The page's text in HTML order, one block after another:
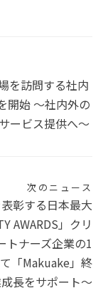
を訪問する社内
開始 〜社内外の
ービス提供へ〜
次のニュース
彰する日本最大
AWARDS」クリ
トナーズ企業の1
「Makuake」終
長をサポート〜